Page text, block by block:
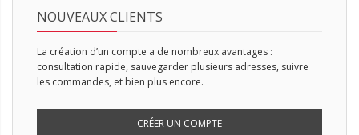
NOUVEAUX CLIENTS
La création d’un compte a de nombreux avantages :
consultation rapide, sauvegarder plusieurs adresses, suivre
les commandes, et bien plus encore.
CRÉER UN COMPTE